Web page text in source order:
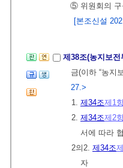
⑤ 위원회의 구
[본조신설
제38조(농지보
금(이하 “농지
27.>
1. 제34조제1
2. 제34조제2
서에 따라
2의2. 제34조
자